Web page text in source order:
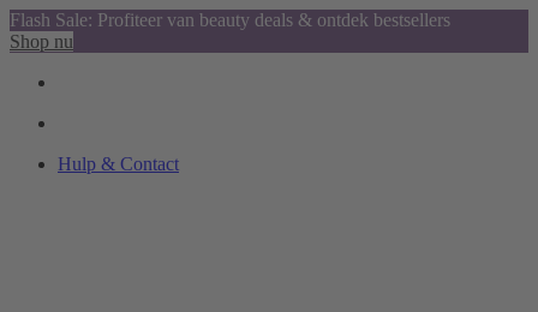
Flash Sale: Profiteer van beauty deals & ontdek bestsellers
Shop nu
Hulp & Contact